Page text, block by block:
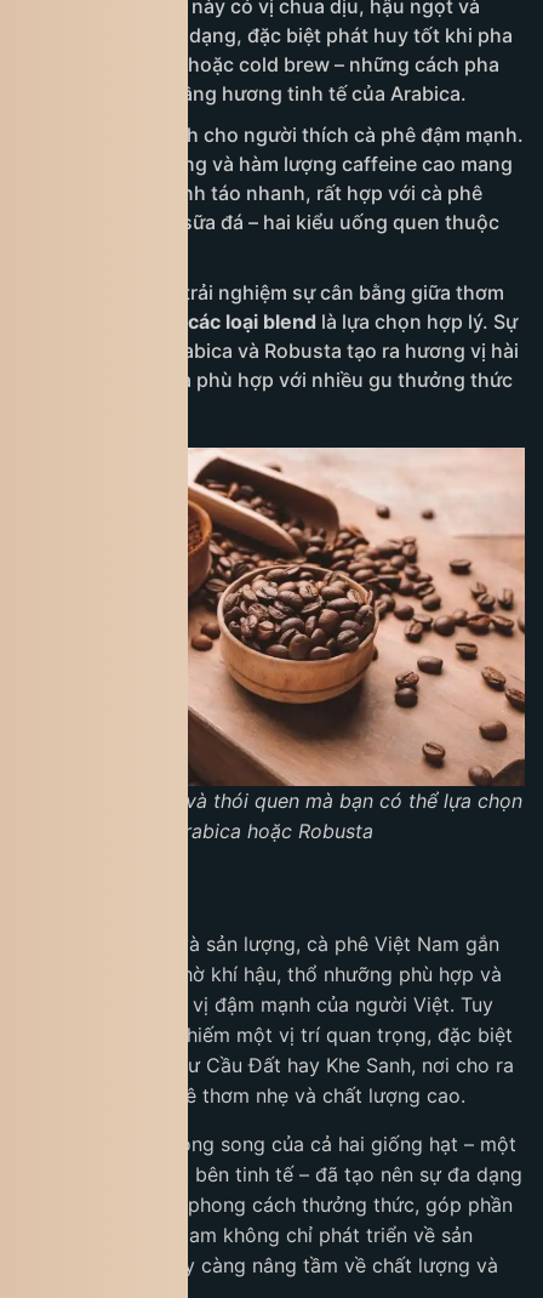
nhàng. Loại hạt này có vị chua dịu, hậu ngọt và
hương thơm đa dạng, đặc biệt phát huy tốt khi pha
máy, pour-over hoặc cold brew – những cách pha
giúp bộc lộ rõ tầng hương tinh tế của Arabica.
lại dành cho người thích cà phê đậm mạnh.
Vị đắng đặc trưng và hàm lượng caffeine cao mang
đến cảm giác tỉnh táo nhanh, rất hợp với cà phê
phin và cà phê sữa đá – hai kiểu uống quen thuộc
Nếu bạn muốn trải nghiệm sự cân bằng giữa thơm
các loại blend là lựa chọn hợp lý. Sự
kết hợp giữa Arabica và Robusta tạo ra hương vị hài
hòa, dễ uống và phù hợp với nhiều gu thưởng thức
Tùy theo sở thích và thói quen mà bạn có thể lựa chọn
Arabica hoặc Robusta
Xét về đặc trưng và sản lượng, cà phê Việt Nam gắn
liền với Robusta nhờ khí hậu, thổ nhưỡng phù hợp và
khẩu vị ưa chuộng vị đậm mạnh của người Việt. Tuy
vậy, Arabica vẫn chiếm một vị trí quan trọng, đặc biệt
ở các vùng cao như Cầu Đất hay Khe Sanh, nơi cho ra
những dòng cà phê thơm nhẹ và chất lượng cao.
Chính sự tồn tại song song của cả hai giống hạt – một
bên mạnh mẽ, một bên tinh tế – đã tạo nên sự đa dạng
trong hương vị và phong cách thưởng thức, góp phần
giúp cà phê Việt Nam không chỉ phát triển về sản
lượng mà còn ngày càng nâng tầm về chất lượng và